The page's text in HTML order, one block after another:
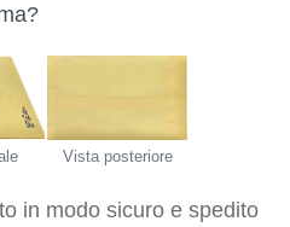
Vista posteriore
in modo sicuro e spedito